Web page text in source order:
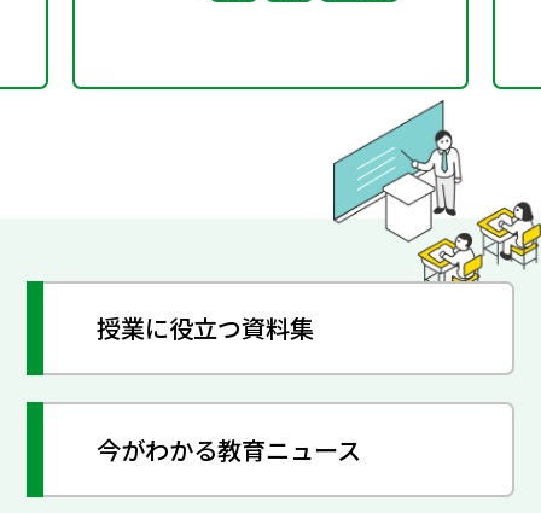
授業に役立つ資料集
今がわかる教育ニュース